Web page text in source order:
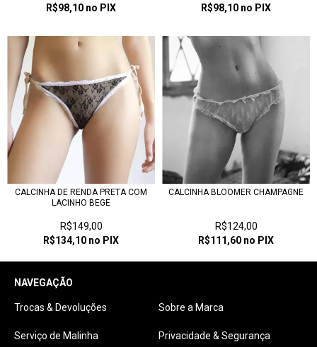
R$98,10 no PIX
R$98,10 no PIX
CALCINHA DE RENDA PRETA COM
LACINHO BEGE
R$149,00
R$134,10 no PIX
CALCINHA BLOOMER CHAMPAGNE
R$124,00
R$111,60 no PIX
NAVEGAÇÃO
Trocas & Devoluções Sobre a Marca
Serviço de Malinha Privacidade & Segurança